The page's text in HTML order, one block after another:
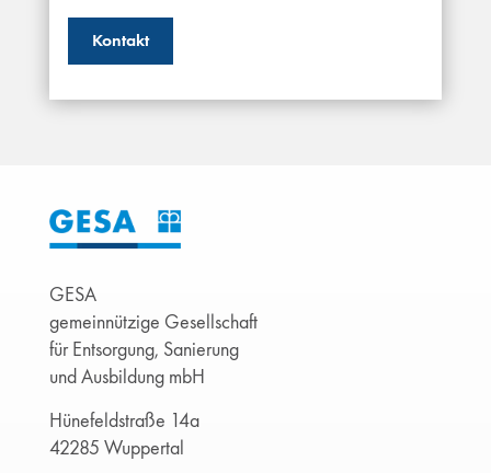
Kontakt
GESA
gemeinnützige Gesellschaft
für Entsorgung, Sanierung
und Ausbildung mbH
Hünefeldstraße 14a
42285 Wuppertal